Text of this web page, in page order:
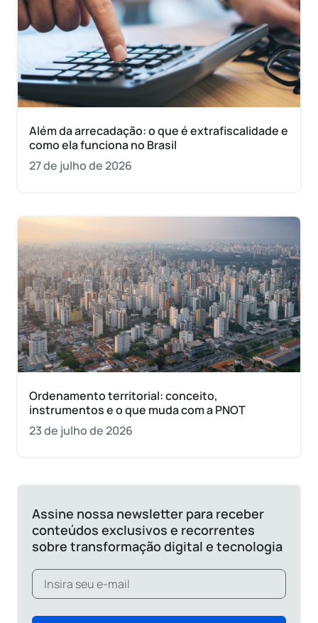
Além da arrecadação: o que é extrafiscalidade e
como ela funciona no Brasil
27 de julho de 2026
Ordenamento territorial: conceito,
instrumentos e o que muda com a PNOT
23 de julho de 2026
Assine nossa newsletter para receber
conteúdos exclusivos e recorrentes
sobre transformação digital e tecnologia